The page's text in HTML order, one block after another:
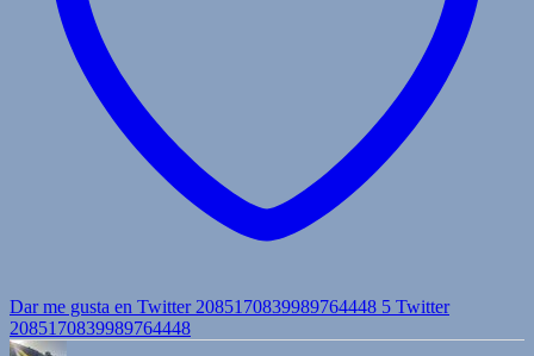
Dar me gusta en Twitter 2085170839989764448 5 Twitter
2085170839989764448